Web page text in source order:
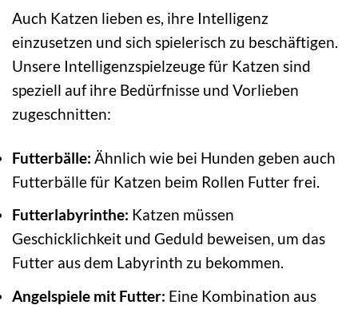
Auch Katzen lieben es, ihre Intelligenz
einzusetzen und sich spielerisch zu beschäftigen.
Unsere Intelligenzspielzeuge für Katzen sind
speziell auf ihre Bedürfnisse und Vorlieben
zugeschnitten:
Futterbälle: Ähnlich wie bei Hunden geben auch
Futterbälle für Katzen beim Rollen Futter frei.
Futterlabyrinthe: Katzen müssen
Geschicklichkeit und Geduld beweisen, um das
Futter aus dem Labyrinth zu bekommen.
Angelspiele mit Futter: Eine Kombination aus